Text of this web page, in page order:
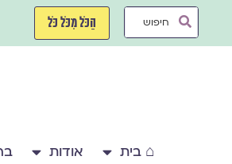
Search
הַכֹּל מִכֹּל כֹּל
⌂ בית אודות